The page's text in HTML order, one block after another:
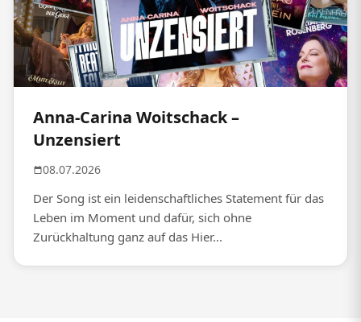
Anna-Carina Woitschack –
Unzensiert
08.07.2026
Der Song ist ein leidenschaftliches Statement für das
Leben im Moment und dafür, sich ohne
Zurückhaltung ganz auf das Hier...